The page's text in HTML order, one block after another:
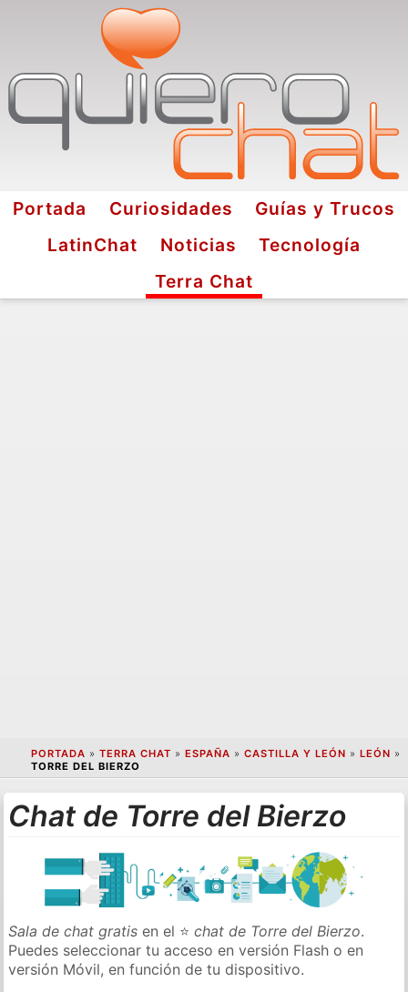
Portada Curiosidades
Guías y Trucos
LatinChat
Noticias
Tecnología
Terra Chat
PORTADA » TERRA CHAT » ESPAÑA » CASTILLA Y LEÓN » LEÓN »
TORRE DEL BIERZO
Chat de Torre del Bierzo
Sala de chat gratis en el ⭐chat de Torre del Bierzo.
Puedes seleccionar tu acceso en versión Flash o en
versión Móvil, en función de tu dispositivo.